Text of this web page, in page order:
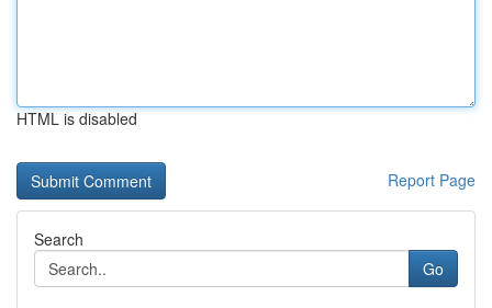
HTML is disabled
Report Page
Search
Go